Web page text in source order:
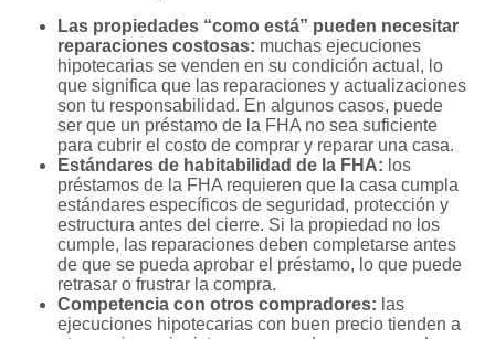
Las propiedades “como está” pueden necesitar
reparaciones costosas: muchas ejecuciones
hipotecarias se venden en su condición actual, lo
que significa que las reparaciones y actualizaciones
son tu responsabilidad. En algunos casos, puede
ser que un préstamo de la FHA no sea suficiente
para cubrir el costo de comprar y reparar una casa.
Estándares de habitabilidad de la FHA: los
préstamos de la FHA requieren que la casa cumpla
estándares específicos de seguridad, protección y
estructura antes del cierre. Si la propiedad no los
cumple, las reparaciones deben completarse antes
de que se pueda aprobar el préstamo, lo que puede
retrasar o frustrar la compra.
Competencia con otros compradores: las
ejecuciones hipotecarias con buen precio tienden a